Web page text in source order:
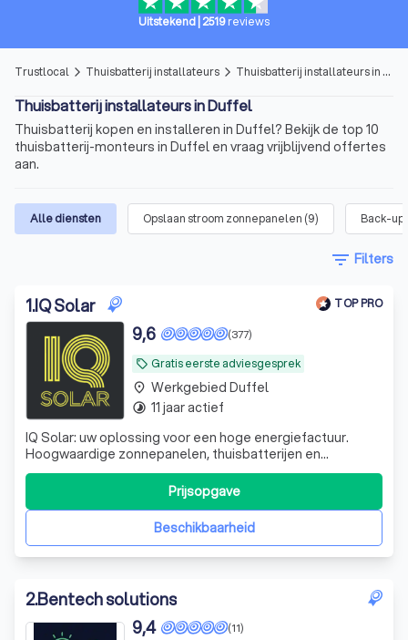
Uitstekend 2519reviews
Trustlocal arrow_forward_ios Thuisbatterij installateurs arrow_forward_ios Thuisbatterij installateurs in Duffel
Thuisbatterij installateurs in Duffel
Thuisbatterij kopen en installeren in Duffel? Bekijk de top 10
thuisbatterij-monteurs in Duffel en vraag vrijblijvend offertes
aan.
Alle diensten Opslaan stroom zonnepanelen (9) Back-up
filter_list Filters
1.IQ Solar TOP PRO
local_offer Gratis eerste adviesgesprek
(377)
9,6
IQ Solar: uw oplossing voor een hoge energiefactuur.
Hoogwaardige zonnepanelen, thuisbatterijen en
laadpalen. Investeer in een duurzame levenskwaliteit en
geniet zorgeloos van zelfvoorzienende kracht.
Beschikbaarheid
Prijsopgave
place Werkgebied Duffel
timelapse 11 jaar actief
2.Bentech solutions
(11)
9,4